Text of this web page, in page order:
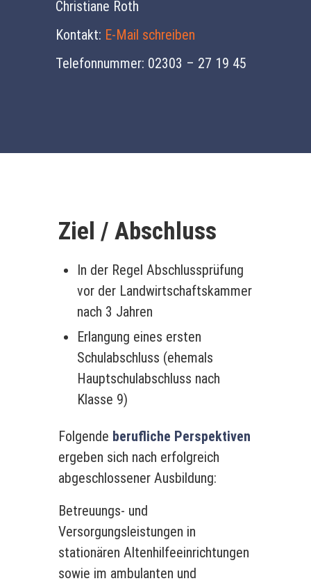
Christiane Roth
Kontakt: E-Mail schreiben
Telefonnummer: 02303 – 27 19 45
Ziel / Abschluss
In der Regel Abschlussprüfung
vor der Landwirtschaftskammer
nach 3 Jahren
Erlangung eines ersten
Schulabschluss (ehemals
Hauptschulabschluss nach
Klasse 9)
Folgende berufliche Perspektiven
ergeben sich nach erfolgreich
abgeschlossener Ausbildung:
Betreuungs- und
Versorgungsleistungen in
stationären Altenhilfeeinrichtungen
sowie im ambulanten und